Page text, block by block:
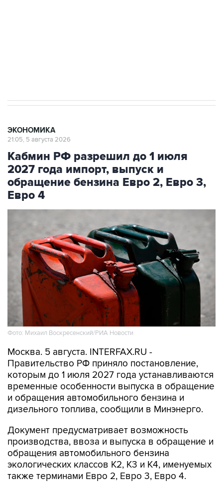
ЭКОНОМИКА
21:05, 5 августа 2026
Кабмин РФ разрешил до 1 июля
2027 года импорт, выпуск и
обращение бензина Евро 2, Евро 3,
Евро 4
Фото: Михаил Воскресенский/РИА Новости
Москва. 5 августа. INTERFAX.RU -
Правительство РФ приняло постановление,
которым до 1 июля 2027 года устанавливаются
временные особенности выпуска в обращение
и обращения автомобильного бензина и
дизельного топлива, сообщили в Минэнерго.
Документ предусматривает возможность
производства, ввоза и выпуска в обращение и
обращения автомобильного бензина
экологических классов К2, К3 и К4, именуемых
также терминами Евро 2, Евро 3, Евро 4.